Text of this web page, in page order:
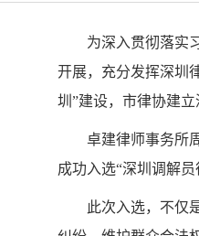
为深入贯彻落实
开展，充分发挥深圳
圳”建设，市律协建
卓建律师事务所
成功入选“深圳调解员
此次入选，不仅